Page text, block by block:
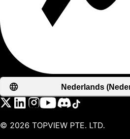
Nederlands
© 2026 TOPVIEW PTE. LTD.